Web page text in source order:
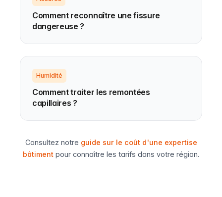
Comment reconnaître une fissure
dangereuse ?
Humidité
Comment traiter les remontées
capillaires ?
Consultez notre guide sur le coût d'une expertise
bâtiment pour connaître les tarifs dans votre région.